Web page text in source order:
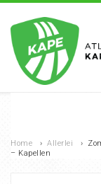
Home › Allerlei ›
– Kapellen